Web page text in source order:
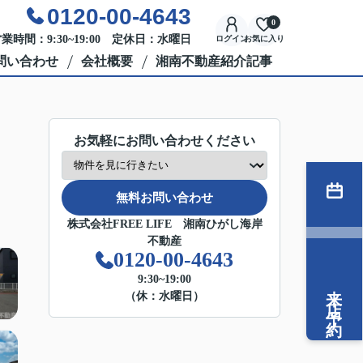
0120-00-4643
時間：9:30~19:00 定休日：水曜日 ログインお気に入り
0
い合わせ 会社概要 湘南不動産紹介記事
お気軽にお問い合わせください
無料お問い合わせ
株式会社FREE LIFE 湘南ひがし海岸
不動産
0120-00-4643
9:30~19:00
（休：水曜日）
来店予約